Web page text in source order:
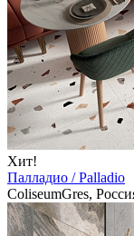
Хит!
Палладио / Palladio
ColiseumGres,